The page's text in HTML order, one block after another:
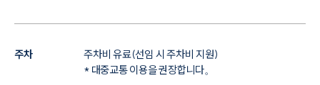
주차
주차비 유료(선임 시 주차비 지원)
* 대중교통 이용을 권장합니다。